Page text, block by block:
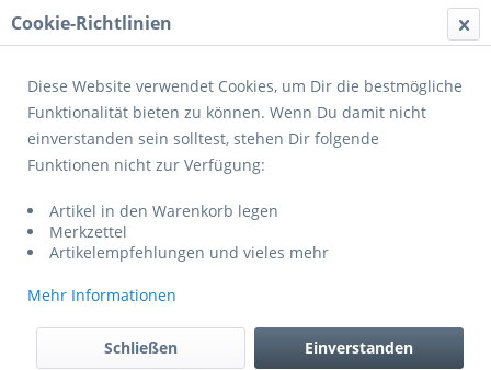
Menü
Übersicht Zusatzartikel
(exklusiv für Mitglieder des BSC Güls)
Cookie-Richtlinien
Diese Website verwendet Cookies, um Dir die bestmögliche
Funktionalität bieten zu können. Wenn Du damit nicht
einverstanden sein solltest, stehen Dir folgende
Funktionen nicht zur Verfügung:
Artikel in den Warenkorb legen
Merkzettel
Artikelempfehlungen und vieles mehr
Mehr Informationen
Einverstanden
Schließen